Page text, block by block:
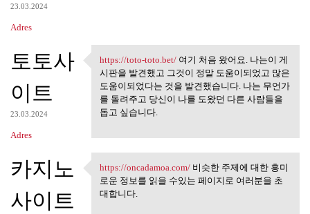
23.03.2024
Adres
토토사
이트
23.03.2024
Adres
https://toto-toto.bet/ 여기 처음
https://toto-toto.bet/여기 처음 왔어요. 나는이 게
시판을 발견했고 그것이 정말 도움이되었고 많은
도움이되었다는 것을 발견했습니다. 나는 무언가
를 돌려주고 당신이 나를 도왔던 다른 사람들을
돕고 싶습니다.
카지노
사이트
https://oncadamoa.com/ 비슷한
https://oncadamoa.com/비슷한 주제에 대한 흥미
로운 정보를 읽을 수있는 페이지로 여러분을 초
대합니다.